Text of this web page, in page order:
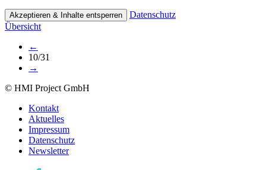
Akzeptieren & Inhalte entsperren
Datenschutz
Übersicht
←
10/31
→
© HMI Project GmbH
Kontakt
Aktuelles
Impressum
Datenschutz
Newsletter